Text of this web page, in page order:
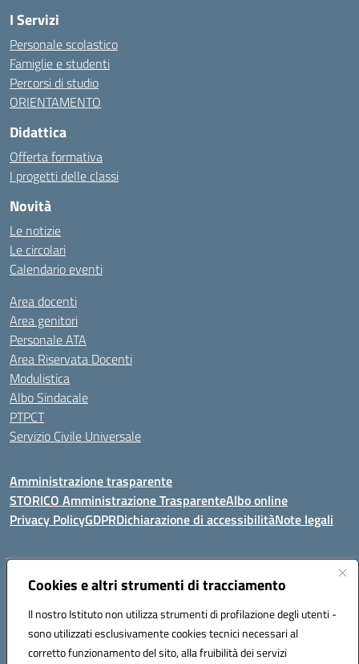
Cookies e altri strumenti di tracciamento
Il nostro Istituto non utilizza strumenti di profilazione degli utenti -
sono utilizzati esclusivamente cookies tecnici necessari al
corretto funzionamento del sito, alla fruibilità dei servizi
I Servizi
Personale scolastico
Famiglie e studenti
Percorsi di studio
ORIENTAMENTO
Didattica
Offerta formativa
I progetti delle classi
Novità
Le notizie
Le circolari
Calendario eventi
Area docenti
Area genitori
Personale ATA
Area Riservata Docenti
Modulistica
Albo Sindacale
PTPCT
Servizio Civile Universale
Amministrazione trasparente
STORICO Amministrazione TrasparenteAlbo online
Privacy PolicyGDPRDichiarazione di accessibilitàNote legali
Indirizzo:Piazza S. G. Bosco, 1 95014 Giarre (CT)
Posta elettronica certificata (PEC):ctic8az00a@pec.istruzione.it
Codice fiscale: 92001680872